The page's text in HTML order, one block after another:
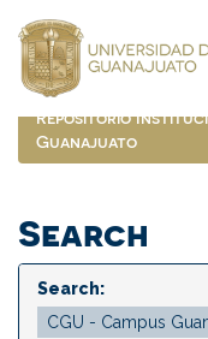
navigation
Repositorio
Guanajuato
Search
Search: